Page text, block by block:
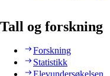
Tall og forskning
Forskning
Statistikk
Elevundersøkelsen